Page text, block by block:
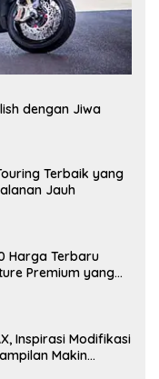
dengan Jiwa
Terbaik yang
Jauh
Harga Terbaru
Premium yang
Inspirasi Modifikasi
Makin